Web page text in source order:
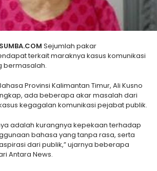
Sejumlah pakar
terkait maraknya kasus komunikasi
bermasalah.
Provinsi Kalimantan Timur, Ali Kusno
ada beberapa akar masalah dari
kegagalan komunikasi pejabat publik.
adalah kurangnya kepekaan terhadap
bahasa yang tanpa rasa, serta
dari publik,” ujarnya beberapa
Antara News.